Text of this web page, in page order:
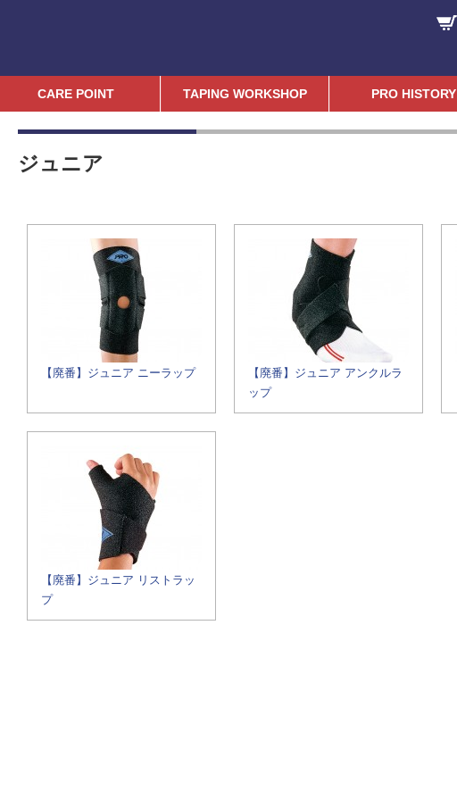
CARE POINT TAPING WORKSHOP PRO HISTORY
ジュニア
【廃番】ジュニア ニーラップ
【廃番】ジュニア アンクルラ
ップ
【廃番】ジュニア リストラッ
プ